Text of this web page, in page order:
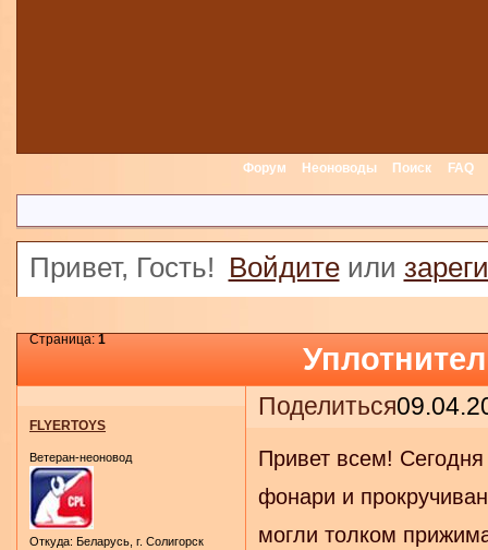
Форум Неоноводы Поиск FAQ
Привет, Гость! Войдитеили
Страница:1
Поделиться
FLYERTOYS
Ветеран-неоновод
Откуда: Беларусь, г. Солигорск
Привет всем! Сегодня
фонари и
могли толком